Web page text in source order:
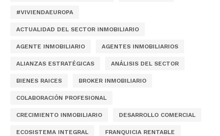
#VIVIENDAEUROPA
ACTUALIDAD DEL SECTOR INMOBILIARIO
AGENTE INMOBILIARIO AGENTES INMOBILIARIOS
ALIANZAS ESTRATÉGICAS ANÁLISIS DEL SECTOR
BIENES RAICES BROKER INMOBILIARIO
COLABORACIÓN PROFESIONAL
CRECIMIENTO INMOBILIARIO DESARROLLO COMERCIAL
ECOSISTEMA INTEGRAL FRANQUICIA RENTABLE